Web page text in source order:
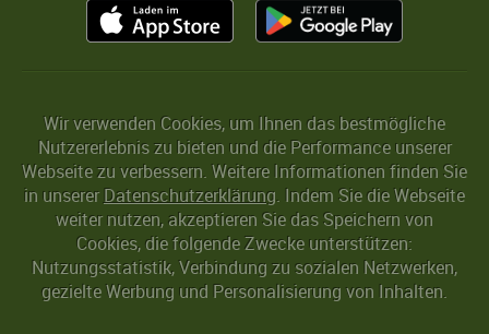
Wir verwenden Cookies, um Ihnen das bestmögliche
Nutzererlebnis zu bieten und die Performance unserer
Webseite zu verbessern. Weitere Informationen finden Sie
in unserer Datenschutzerklärung. Indem Sie die Webseite
weiter nutzen, akzeptieren Sie das Speichern von
Cookies, die folgende Zwecke unterstützen:
Nutzungsstatistik, Verbindung zu sozialen Netzwerken,
gezielte Werbung und Personalisierung von Inhalten.